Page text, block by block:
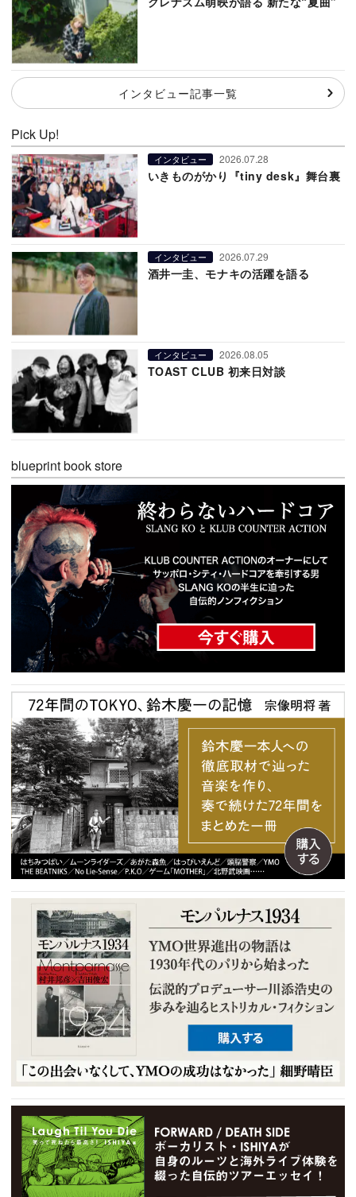
インタビュー記事一覧
Pick Up!
インタビュー 2026.07.28
いきものがかり『tiny desk』舞台裏
インタビュー 2026.07.29
酒井一圭、モナキの活躍を語る
インタビュー 2026.08.05
TOAST CLUB 初来日対談
blueprint book store